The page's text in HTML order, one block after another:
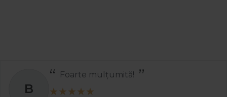
B
Foarte mulțumită!